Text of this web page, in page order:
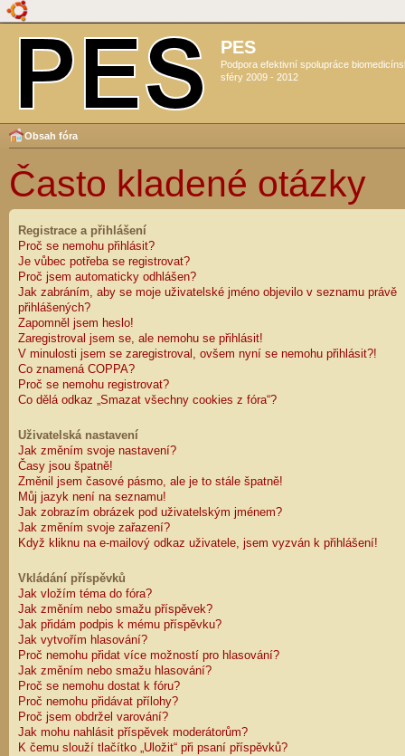
PES
Podpora efektivní spolupráce
sféry 2009 - 2012
Obsah fóra
Často kladené otázky
Registrace a přihlášení
Proč se nemohu přihlásit?
Je vůbec potřeba se registrovat?
Proč jsem automaticky odhlášen?
Jak zabráním, aby se moje uživatelské jméno objevilo v seznamu právě
přihlášených?
Zapomněl jsem heslo!
Zaregistroval jsem se, ale nemohu se přihlásit!
V minulosti jsem se zaregistroval, ovšem nyní se nemohu přihlásit?!
Co znamená COPPA?
Proč se nemohu registrovat?
Co dělá odkaz „Smazat všechny cookies z fóra“?
Uživatelská nastavení
Jak změním svoje nastavení?
Časy jsou špatně!
Změnil jsem časové pásmo, ale je to stále špatně!
Můj jazyk není na seznamu!
Jak zobrazím obrázek pod uživatelským jménem?
Jak změním svoje zařazení?
Když kliknu na e-mailový odkaz uživatele, jsem vyzván k přihlášení!
Vkládání příspěvků
Jak vložím téma do fóra?
Jak změním nebo smažu příspěvek?
Jak přidám podpis k mému příspěvku?
Jak vytvořím hlasování?
Proč nemohu přidat více možností pro hlasování?
Jak změním nebo smažu hlasování?
Proč se nemohu dostat k fóru?
Proč nemohu přidávat přílohy?
Proč jsem obdržel varování?
Jak mohu nahlásit příspěvek moderátorům?
K čemu slouží tlačítko „Uložit“ při psaní příspěvků?